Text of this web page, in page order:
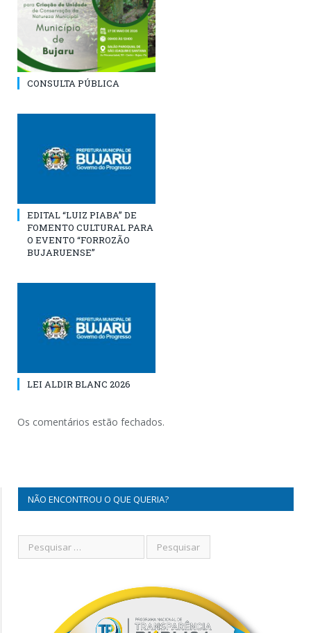
CONSULTA PÚBLICA
EDITAL “LUIZ PIABA” DE
FOMENTO CULTURAL PARA
O EVENTO “FORROZÃO
BUJARUENSE”
LEI ALDIR BLANC 2026
Os comentários estão fechados.
NÃO ENCONTROU O QUE QUERIA?